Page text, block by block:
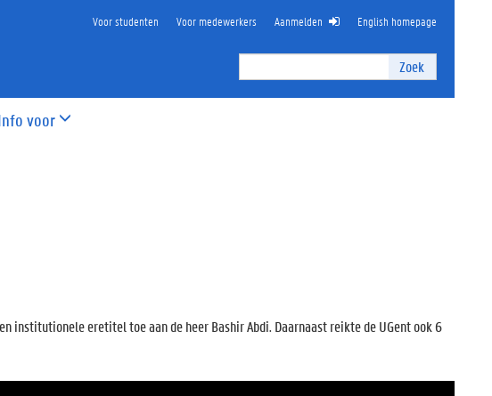
Zoek
Zoek
Voor studenten Voor medewerkers Aanmelden English homepage
voor
institutionele eretitel toe aan de heer Bashir Abdi. Daarnaast reikte de UGent ook 6